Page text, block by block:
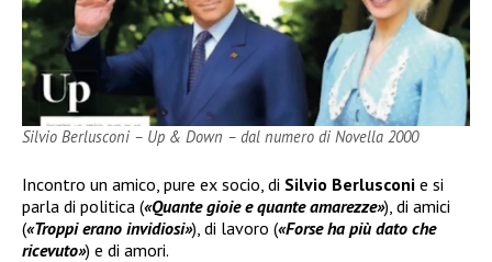
Silvio Berlusconi – Up & Down – dal numero di Novella 2000
Incontro un amico, pure ex socio, di Silvio Berlusconi e si
parla di politica («Quante gioie e quante amarezze»), di amici
(«Troppi erano invidiosi»), di lavoro («Forse ha più dato che
ricevuto») e di amori.